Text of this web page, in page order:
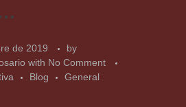
de 2019
by
with No Comment
Blog General